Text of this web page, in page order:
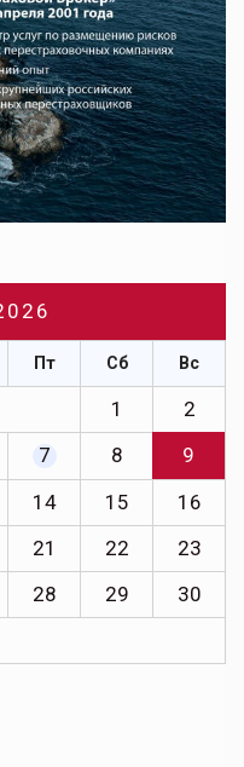
Пт Сб Вс
1
2
7 8
9
14 15
16
21 22
23
28 29
30